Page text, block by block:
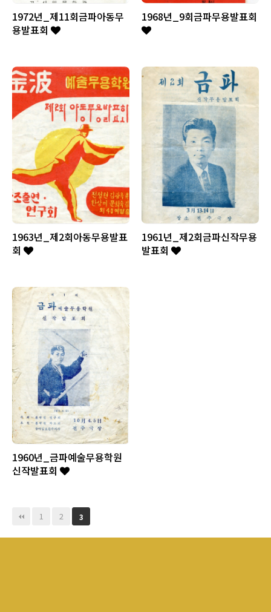
1972년_제11회금파아동무
용발표회
1968년_9회금파무용발표회
1963년_제2회아동무용발표
회
1961년_제2회금파신작무용
발표회
1960년_금파예술무용학원
신작발표회
1 2 3